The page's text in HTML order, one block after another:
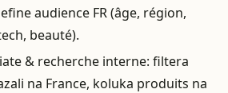
audience FR (âge, région,
beauté).
& recherche interne: filtera
na France, koluka produits na